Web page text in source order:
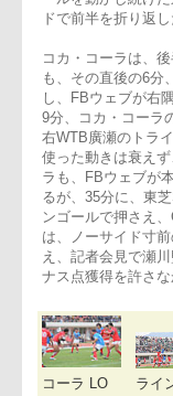
トから左オープ
が決め、試合は
ールを動かし続
ドで前半を折り
コカ・コーラは
も、その直後の6
し、FBウェブが
9分、コカ・コー
右WTB廣瀬のト
使った動きは衰
ラも、FBウェブ
ンゴールで押さ
は、ノーサイド
え、記者会見で
ナス点獲得を許